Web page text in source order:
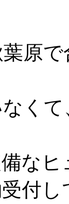
原
く
な
付